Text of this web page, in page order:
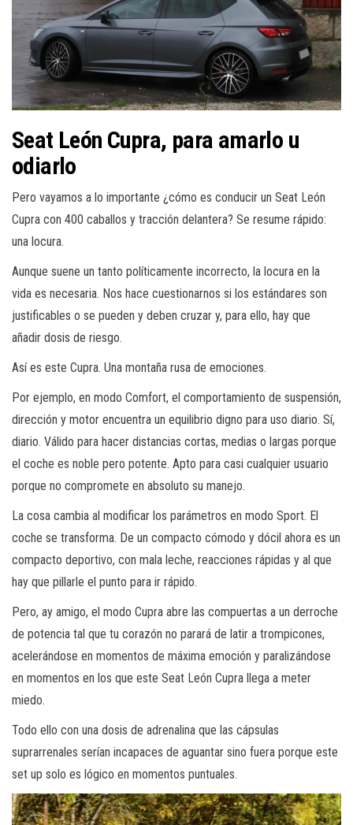
Seat León Cupra, para amarlo u
odiarlo
Pero vayamos a lo importante ¿cómo es conducir un Seat León
Cupra con 400 caballos y tracción delantera? Se resume rápido:
una locura.
Aunque suene un tanto políticamente incorrecto, la locura en la
vida es necesaria. Nos hace cuestionarnos si los estándares son
justificables o se pueden y deben cruzar y, para ello, hay que
añadir dosis de riesgo.
Así es este Cupra. Una montaña rusa de emociones.
Por ejemplo, en modo Comfort, el comportamiento de suspensión,
dirección y motor encuentra un equilibrio digno para uso diario. Sí,
diario. Válido para hacer distancias cortas, medias o largas porque
el coche es noble pero potente. Apto para casi cualquier usuario
porque no compromete en absoluto su manejo.
La cosa cambia al modificar los parámetros en modo Sport. El
coche se transforma. De un compacto cómodo y dócil ahora es un
compacto deportivo, con mala leche, reacciones rápidas y al que
hay que pillarle el punto para ir rápido.
Pero, ay amigo, el modo Cupra abre las compuertas a un derroche
de potencia tal que tu corazón no parará de latir a trompicones,
acelerándose en momentos de máxima emoción y paralizándose
en momentos en los que este Seat León Cupra llega a meter
miedo.
Todo ello con una dosis de adrenalina que las cápsulas
suprarrenales serían incapaces de aguantar sino fuera porque este
set up solo es lógico en momentos puntuales.